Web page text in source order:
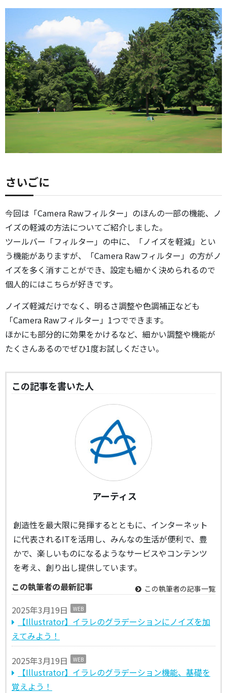
さいごに
今回は「Camera Rawフィルター」のほんの一部の機能、ノ
イズの軽減の方法についてご紹介しました。
ツールバー「フィルター」の中に、「ノイズを軽減」とい
う機能がありますが、「Camera Rawフィルター」の方がノ
イズを多く消すことができ、設定も細かく決められるので
個人的にはこちらが好きです。
ノイズ軽減だけでなく、明るさ調整や色調補正なども
「Camera Rawフィルター」1つでできます。
ほかにも部分的に効果をかけるなど、細かい調整や機能が
たくさんあるのでぜひ1度お試しください。
この記事を書いた人
アーティス
創造性を最大限に発揮するとともに、インターネット
に代表されるITを活用し、みんなの生活が便利で、豊
かで、楽しいものになるようなサービスやコンテンツ
を考え、創り出し提供しています。
この執筆者の最新記事
この執筆者の記事一覧
2025年3月19日 WEB
【Illustrator】イラレのグラデーションにノイズを加
えてみよう！
2025年3月19日 WEB
【Illustrator】イラレのグラデーション機能、基礎を
覚えよう！